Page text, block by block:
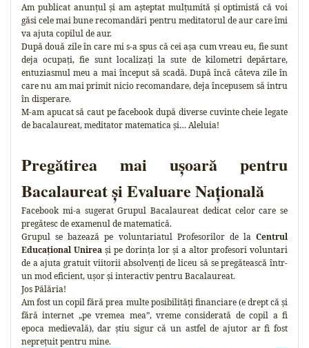
Am publicat anunțul și am așteptat mulțumită și optimistă că voi
găsi cele mai bune recomandări pentru meditatorul de aur care îmi
va ajuta copilul de aur.
După două zile în care mi s-a spus că cei așa cum vreau eu, fie sunt
deja ocupați, fie sunt localizați la sute de kilometri depărtare,
entuziasmul meu a mai început să scadă. După încă câteva zile în
care nu am mai primit nicio recomandare, deja începusem să intru
în disperare.
M-am apucat să caut pe facebook după diverse cuvinte cheie legate
de bacalaureat, meditator matematica și… Aleluia!
Pregătirea mai ușoară pentru
Bacalaureat și Evaluare Națională
Facebook mi-a sugerat Grupul Bacalaureat dedicat celor care se
pregătesc de examenul de matematică.
Grupul se bazează pe voluntariatul Profesorilor de la Centrul
Educațional Unirea și pe dorința lor și a altor profesori voluntari
de a ajuta gratuit viitorii absolvenți de liceu să se pregătească într-
un mod eficient, ușor și interactiv pentru Bacalaureat.
Jos Pălăria!
Am fost un copil fără prea multe posibilități financiare (e drept că și
fără internet „pe vremea mea”, vreme considerată de copil a fi
epoca medievală), dar știu sigur că un astfel de ajutor ar fi fost
neprețuit pentru mine.